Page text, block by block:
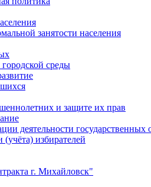
занятости населения
среды
и защите их прав
деятельности
избирателей
г. Михайловск"